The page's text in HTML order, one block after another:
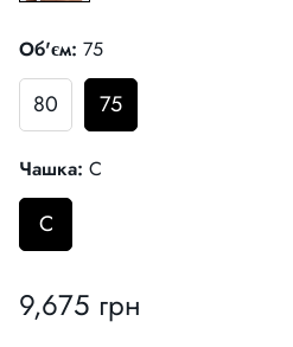
Об'єм: 75
80 75
Чашка: C
C
Звичайна
9,675 грн